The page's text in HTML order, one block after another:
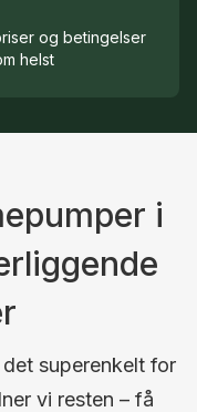
og betingelser
helst
i
superenkelt for
vi resten – få